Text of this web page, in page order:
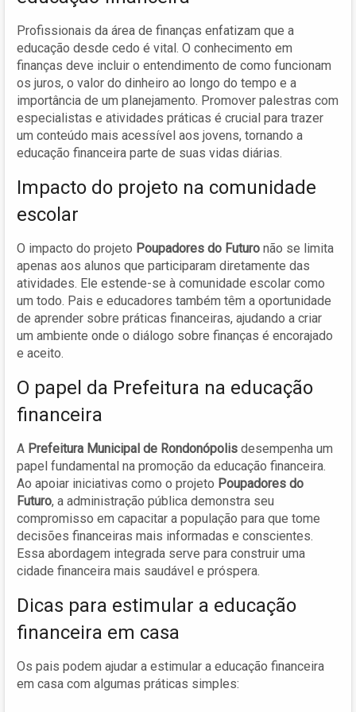
Profissionais da área de finanças enfatizam que a
educação desde cedo é vital. O conhecimento em
finanças deve incluir o entendimento de como funcionam
os juros, o valor do dinheiro ao longo do tempo e a
importância de um planejamento. Promover palestras com
especialistas e atividades práticas é crucial para trazer
um conteúdo mais acessível aos jovens, tornando a
educação financeira parte de suas vidas diárias.
Impacto do projeto na comunidade
escolar
O impacto do projeto Poupadores do Futuro não se limita
apenas aos alunos que participaram diretamente das
atividades. Ele estende-se à comunidade escolar como
um todo. Pais e educadores também têm a oportunidade
de aprender sobre práticas financeiras, ajudando a criar
um ambiente onde o diálogo sobre finanças é encorajado
e aceito.
O papel da Prefeitura na educação
financeira
A Prefeitura Municipal de Rondonópolis desempenha um
papel fundamental na promoção da educação financeira.
Ao apoiar iniciativas como o projeto Poupadores do
Futuro, a administração pública demonstra seu
compromisso em capacitar a população para que tome
decisões financeiras mais informadas e conscientes.
Essa abordagem integrada serve para construir uma
cidade financeira mais saudável e próspera.
Dicas para estimular a educação
financeira em casa
Os pais podem ajudar a estimular a educação financeira
em casa com algumas práticas simples: